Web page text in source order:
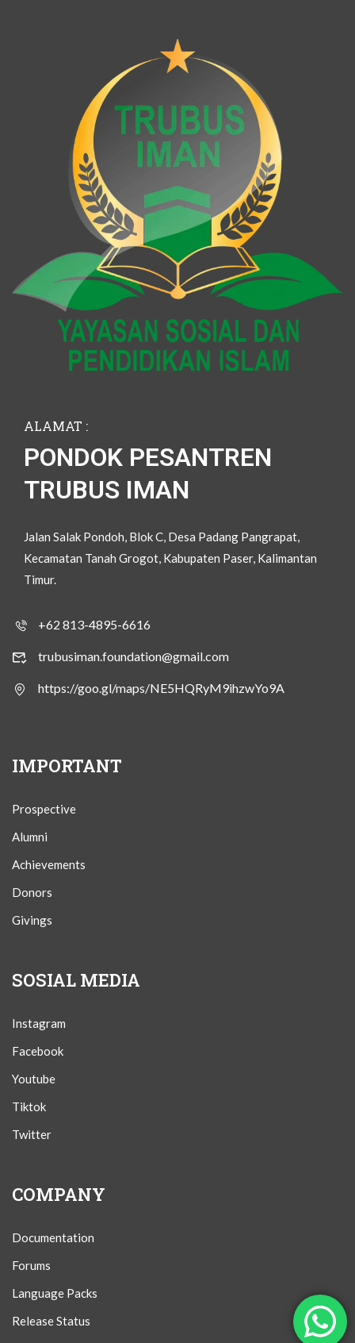
ALAMAT :
PONDOK PESANTREN
TRUBUS IMAN
Jalan Salak Pondoh, Blok C, Desa Padang Pangrapat,
Kecamatan Tanah Grogot, Kabupaten Paser, Kalimantan
Timur.
+62 813-4895-6616
trubusiman.foundation@gmail.com
https://goo.gl/maps/NE5HQRyM9ihzwYo9A
IMPORTANT
Prospective
Alumni
Achievements
Donors
Givings
SOSIAL MEDIA
Instagram
Facebook
Youtube
Tiktok
Twitter
COMPANY
Documentation
Forums
Language Packs
Release Status